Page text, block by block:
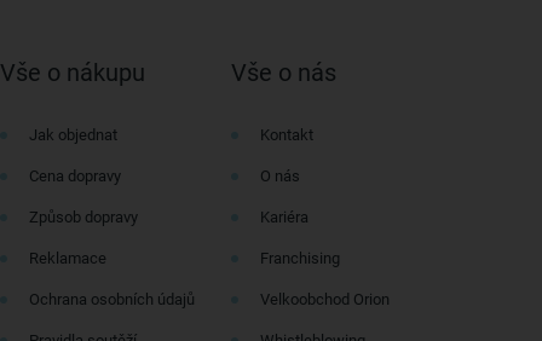
Vše o nákupu
Jak objednat
Cena dopravy
Způsob dopravy
Reklamace
Ochrana osobních údajů
Vše o nás
Kontakt
O nás
Kariéra
Franchising
Velkoobchod Orion